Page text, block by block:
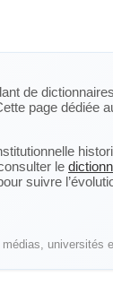
de
page dédiée
le
suivre
universités